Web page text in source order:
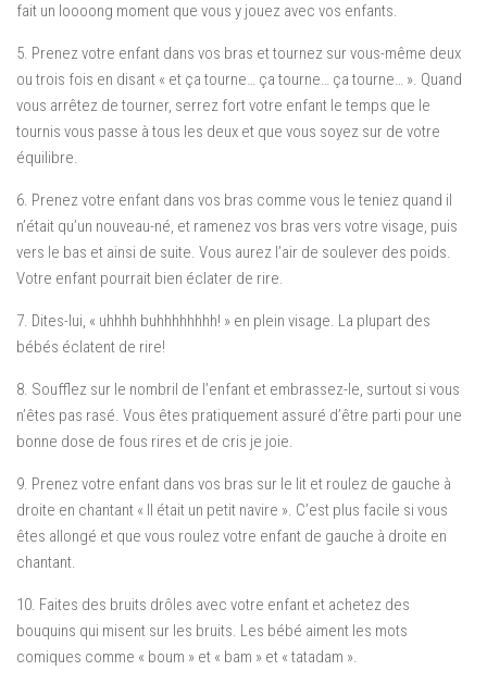
fait un loooong moment que vous y jouez avec vos enfants.
5. Prenez votre enfant dans vos bras et tournez sur vous-même deux
ou trois fois en disant « et ça tourne… ça tourne… ça tourne… ». Quand
vous arrêtez de tourner, serrez fort votre enfant le temps que le
tournis vous passe à tous les deux et que vous soyez sur de votre
équilibre.
6. Prenez votre enfant dans vos bras comme vous le teniez quand il
n’était qu’un nouveau-né, et ramenez vos bras vers votre visage, puis
vers le bas et ainsi de suite. Vous aurez l’air de soulever des poids.
Votre enfant pourrait bien éclater de rire.
7. Dites-lui, « uhhhh buhhhhhhhh! » en plein visage. La plupart des
bébés éclatent de rire!
8. Soufflez sur le nombril de l’enfant et embrassez-le, surtout si vous
n’êtes pas rasé. Vous êtes pratiquement assuré d’être parti pour une
bonne dose de fous rires et de cris je joie.
9. Prenez votre enfant dans vos bras sur le lit et roulez de gauche à
droite en chantant « Il était un petit navire ». C’est plus facile si vous
êtes allongé et que vous roulez votre enfant de gauche à droite en
chantant.
10. Faites des bruits drôles avec votre enfant et achetez des
bouquins qui misent sur les bruits. Les bébé aiment les mots
comiques comme « boum » et « bam » et « tatadam ».